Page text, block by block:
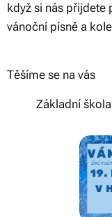
když si nás přijdete
vánoční písně a
Těšíme se na vás
Základní